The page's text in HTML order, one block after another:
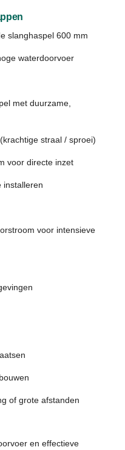
slanghaspel 600 mm
waterdoorvoer
met duurzame,
straal / sproei)
voor directe inzet
installeren
voor intensieve
of grote afstanden
en effectieve